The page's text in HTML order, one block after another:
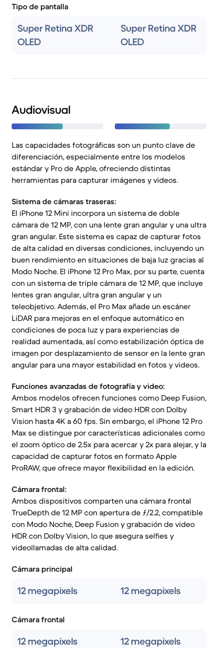
Tipo de pantalla
Super Retina XDR
OLED
Super Retina XDR
OLED
Audiovisual
Las capacidades fotográficas son un punto clave de
diferenciación, especialmente entre los modelos
estándar y Pro de Apple, ofreciendo distintas
herramientas para capturar imágenes y videos.
Sistema de cámaras traseras:
El iPhone 12 Mini incorpora un sistema de doble
cámara de 12 MP, con una lente gran angular y una ultra
gran angular. Este sistema es capaz de capturar fotos
de alta calidad en diversas condiciones, incluyendo un
buen rendimiento en situaciones de baja luz gracias al
Modo Noche. El iPhone 12 Pro Max, por su parte, cuenta
con un sistema de triple cámara de 12 MP, que incluye
lentes gran angular, ultra gran angular y un
teleobjetivo. Además, el Pro Max añade un escáner
LiDAR para mejoras en el enfoque automático en
condiciones de poca luz y para experiencias de
realidad aumentada, así como estabilización óptica de
imagen por desplazamiento de sensor en la lente gran
angular para una mayor estabilidad en fotos y videos.
Funciones avanzadas de fotografía y video:
Ambos modelos ofrecen funciones como Deep Fusion,
Smart HDR 3 y grabación de video HDR con Dolby
Vision hasta 4K a 60 fps. Sin embargo, el iPhone 12 Pro
Max se distingue por características adicionales como
el zoom óptico de 2.5x para acercar y 2x para alejar, y la
capacidad de capturar fotos en formato Apple
ProRAW, que ofrece mayor flexibilidad en la edición.
Cámara frontal:
Ambos dispositivos comparten una cámara frontal
TrueDepth de 12 MP con apertura de ƒ/2.2, compatible
con Modo Noche, Deep Fusion y grabación de video
HDR con Dolby Vision, lo que asegura selfies y
videollamadas de alta calidad.
Cámara principal
12 megapixels 12 megapixels
Cámara frontal
12 megapixels 12 megapixels